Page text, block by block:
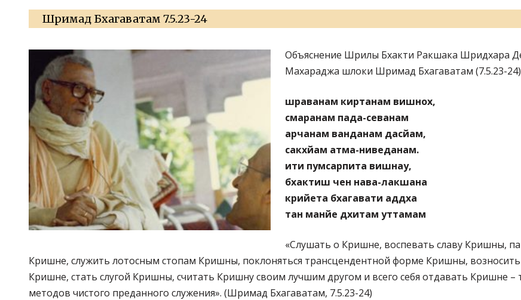
Шримад Бхагаватам 7.5.23-24
Объяснение Шрилы Бхакти Ракшака Шридхара
Махараджа шлоки Шримад Бхагаватам (7.5.23-24)
шраванам киртанам вишнох,
смаранам пада-севанам
арчанам ванданам дасйам,
сакхйам атма-ниведанам.
ити пумсарпита вишнау,
бхактиш чен нава-лакшана
крийета бхагавати аддха
тан манйе дхитам уттамам
«Слушать о Кришне, воспевать славу Кришны,
Кришне, служить лотосным стопам Кришны, поклоняться трансцендентной форме Кришны,
Кришне, стать слугой Кришны, считать Кришну своим лучшим другом и всего себя отдавать Кришне –
методов чистого преданного служения». (Шримад Бхагаватам, 7.5.23-24)